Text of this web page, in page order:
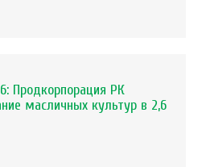
Продкорпорация РК
масличных культур в 2,6